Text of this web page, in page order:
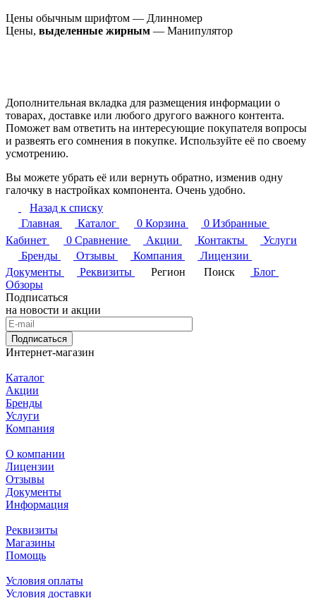
Цены обычным шрифтом — Длинномер
Цены, выделенные жирным — Манипулятор
Дополнительная вкладка для размещения информации о
товарах, доставке или любого другого важного контента.
Поможет вам ответить на интересующие покупателя вопросы
и развеять его сомнения в покупке. Используйте её по своему
усмотрению.
Вы можете убрать её или вернуть обратно, изменив одну
галочку в настройках компонента. Очень удобно.
Назад к списку
Главная
Каталог 0 Корзина 0 Избранные
Кабинет
0 Сравнение Акции Контакты
Услуги
Бренды
Отзывы Компания
Лицензии
Документы
Реквизиты Регион Поиск
Блог
Обзоры
Подписаться
на новости и акции
Подписаться
Интернет-магазин
Каталог
Акции
Бренды
Услуги
Компания
О компании
Лицензии
Отзывы
Документы
Информация
Реквизиты
Магазины
Помощь
Условия оплаты
Условия доставки